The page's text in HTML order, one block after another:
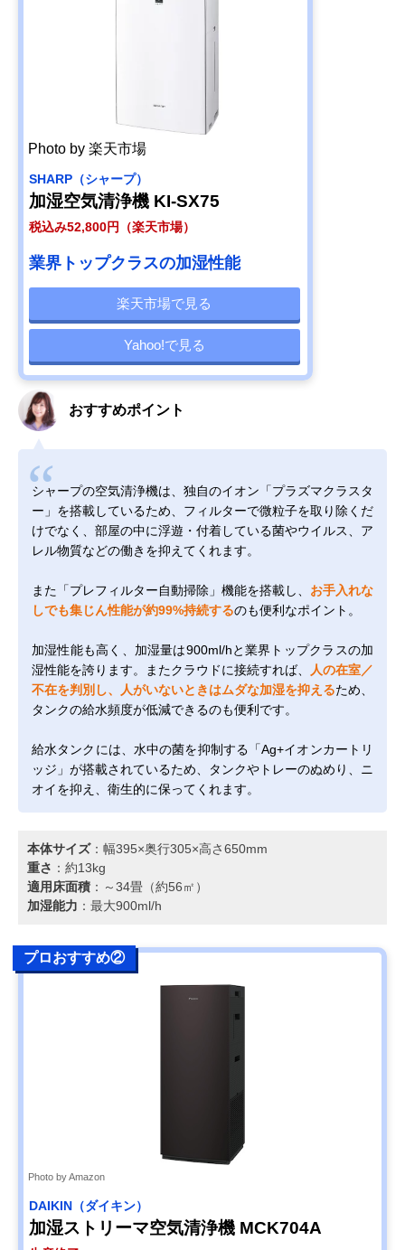
Photo by 楽天市場
SHARP（シャープ）
加湿空気清浄機 KI-SX75
税込み52,800円（楽天市場）
業界トップクラスの加湿性能
楽天市場で見る
Yahoo!で見る
おすすめポイント
シャープの空気清浄機は、独自のイオン「プラズマクラスタ
ー」を搭載しているため、フィルターで微粒子を取り除くだ
けでなく、部屋の中に浮遊・付着している菌やウイルス、ア
レル物質などの働きを抑えてくれます。
また「プレフィルター自動掃除」機能を搭載し、 お手入れな
しでも集じん性能が約99%持続するのも便利なポイント。
加湿性能も高く、加湿量は900ml/hと業界トップクラスの加
湿性能を誇ります。またクラウドに接続すれば、
人の在室／
不在を判別し、人がいないときはムダな加湿を抑えるため、
タンクの給水頻度が低減できるのも便利です。
給水タンクには、水中の菌を抑制する「Ag+イオンカートリ
ッジ」が搭載されているため、タンクやトレーのぬめり、ニ
オイを抑え、衛生的に保ってくれます。
本体サイズ：幅395×奥行305×高さ650mm
重さ ：約13kg
適用床面積 ：～34畳（約56㎡）
加湿能力 ：最大900ml/h
プロおすすめ②
Photo by Amazon
DAIKIN（ダイキン）
加湿ストリーマ空気清浄機 MCK704A